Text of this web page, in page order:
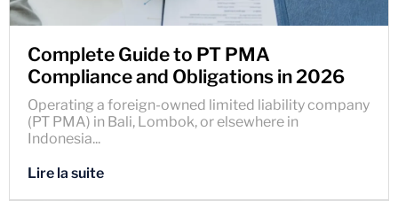
Complete Guide to PT PMA
Compliance and Obligations in 2026
Operating a foreign-owned limited liability company
(PT PMA) in Bali, Lombok, or elsewhere in
Indonesia...
Lire la suite